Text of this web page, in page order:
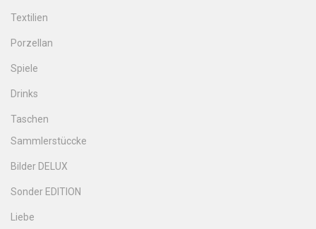
Textilien
Porzellan
Spiele
Drinks
Taschen
Sammlerstüccke
Bilder DELUX
Sonder EDITION
Liebe